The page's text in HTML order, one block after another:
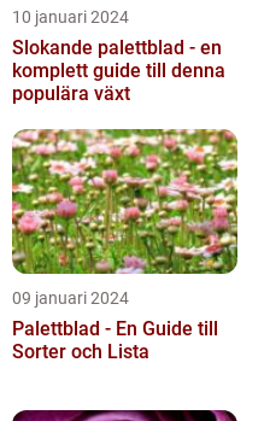
10 januari 2024
Slokande palettblad - en
komplett guide till denna
populära växt
09 januari 2024
Palettblad - En Guide till
Sorter och Lista